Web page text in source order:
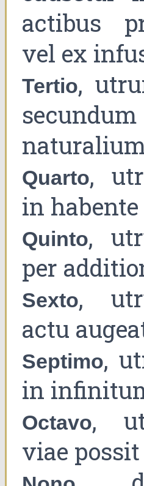
actibus
vel ex
Tertio,
Quarto,
in
Quinto,
per
Sexto,
actu
Septimo,
in
Octavo,
viae